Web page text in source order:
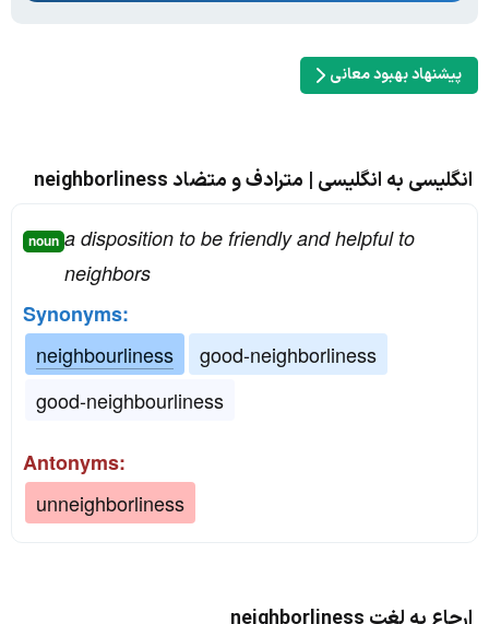
پیشنهاد بهبود معانی
انگلیسی به انگلیسی | مترادف و متضاد neighborliness
noun a disposition to be friendly and helpful to
neighbors
Synonyms:
neighbourliness
good-neighborliness
good-neighbourliness
Antonyms:
unneighborliness